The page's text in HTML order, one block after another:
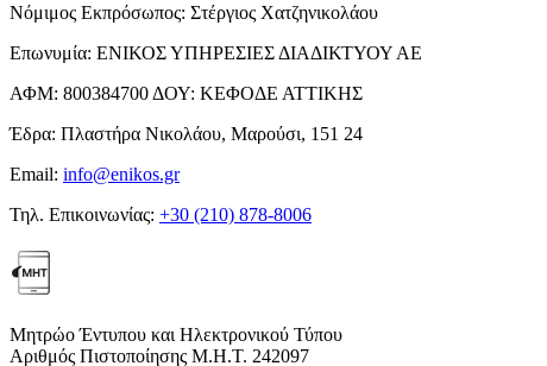
Νόμιμος Εκπρόσωπος: Στέργιος Χατζηνικολάου
Επωνυμία: ΕΝΙΚΟΣ ΥΠΗΡΕΣΙΕΣ ΔΙΑΔΙΚΤΥΟΥ ΑΕ
ΑΦΜ: 800384700 ΔΟΥ: ΚΕΦΟΔΕ ΑΤΤΙΚΗΣ
Έδρα: Πλαστήρα Νικολάου, Μαρούσι, 151 24
Email: info@enikos.gr
Τηλ. Επικοινωνίας: +30 (210) 878-8006
Μητρώο Έντυπου και Ηλεκτρονικού Τύπου
Αριθμός Πιστοποίησης Μ.Η.Τ. 242097